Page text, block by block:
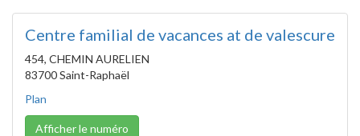
Centre familial de vacances at de valescure
454, CHEMIN AURELIEN
83700 Saint-Raphaël
Plan
Afficher le numéro